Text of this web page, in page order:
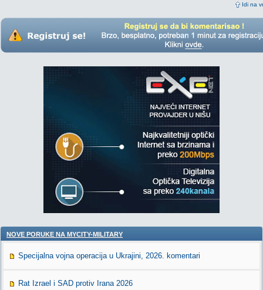
Idi na
NOVE PORUKE NA MYCITY-MILITARY
Specijalna vojna operacija u Ukrajini, 2026. komentari
Rat Izrael i SAD protiv Irana 2026